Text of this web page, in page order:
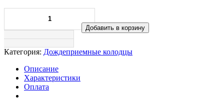
Добавить в корзину
Категория: Дождеприемные колодцы
Описание
Характеристики
Оплата